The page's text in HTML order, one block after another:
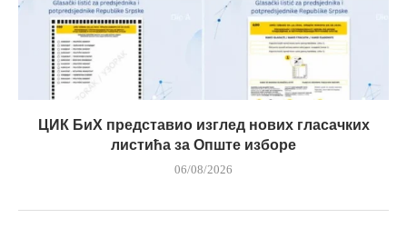
ЦИК БиХ представио изглед нових гласачких
листића за Опште изборе
06/08/2026